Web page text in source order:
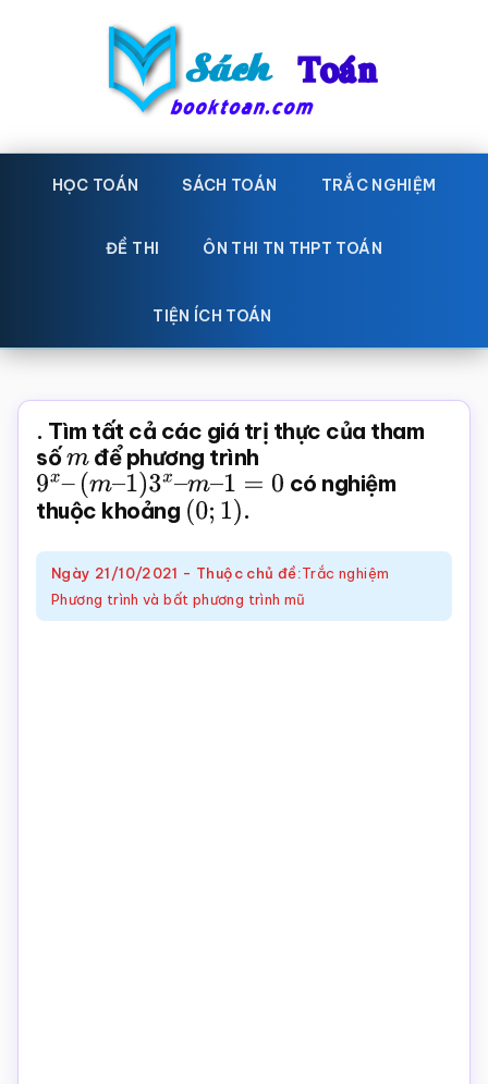
Sách
Toán
toán
Học
toán,
giáo
Toán,
trắc
nghiệm
Toán
online
HỌC TOÁN SÁCH TOÁN TRẮC NGHIỆM
ĐỀ THI ÔN THI TN THPT TOÁN
TIỆN ÍCH TOÁN
. Tìm tất cả các giá trị thực của tham
sốmđể phương trình
9x– (m–1)3x–m–1=0
có nghiệm
thuộc khoảng (0; 1) .
Ngày 21/10/2021 - Thuộc chủ đề:Trắc nghiệm
Phương trình và bất phương trình mũ